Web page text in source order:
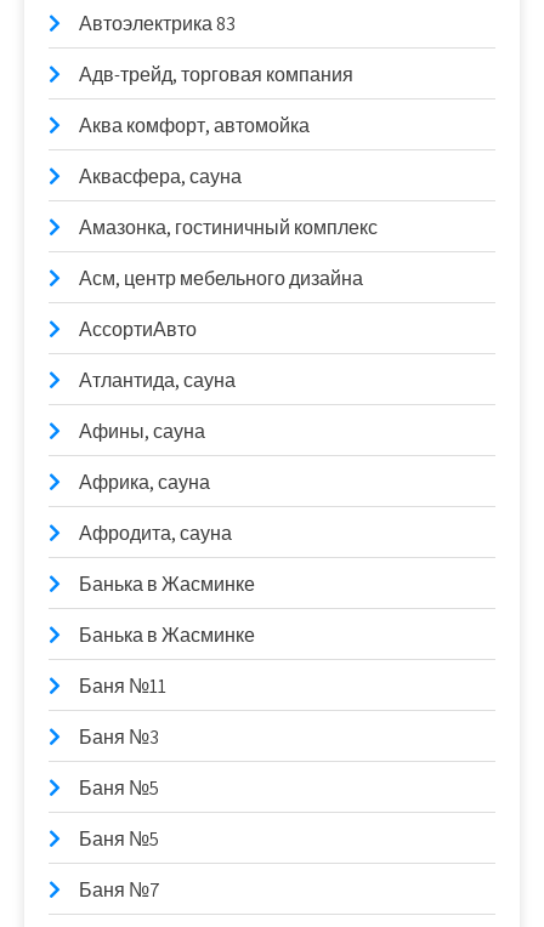
Автоэлектрика 83
Адв-трейд, торговая компания
Аква комфорт, автомойка
Аквасфера, сауна
Амазонка, гостиничный комплекс
Асм, центр мебельного дизайна
АссортиАвто
Атлантида, сауна
Афины, сауна
Африка, сауна
Афродита, сауна
Банька в Жасминке
Банька в Жасминке
Баня №11
Баня №3
Баня №5
Баня №5
Баня №7